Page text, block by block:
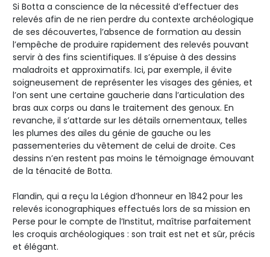
Si Botta a conscience de la nécessité d’effectuer des
relevés afin de ne rien perdre du contexte archéologique
de ses découvertes, l’absence de formation au dessin
l’empêche de produire rapidement des relevés pouvant
servir à des fins scientifiques. Il s’épuise à des dessins
maladroits et approximatifs. Ici, par exemple, il évite
soigneusement de représenter les visages des génies, et
l’on sent une certaine gaucherie dans l’articulation des
bras aux corps ou dans le traitement des genoux. En
revanche, il s’attarde sur les détails ornementaux, telles
les plumes des ailes du génie de gauche ou les
passementeries du vêtement de celui de droite. Ces
dessins n’en restent pas moins le témoignage émouvant
de la ténacité de Botta.
Flandin, qui a reçu la Légion d’honneur en 1842 pour les
relevés iconographiques effectués lors de sa mission en
Perse pour le compte de l’Institut, maîtrise parfaitement
les croquis archéologiques : son trait est net et sûr, précis
et élégant.